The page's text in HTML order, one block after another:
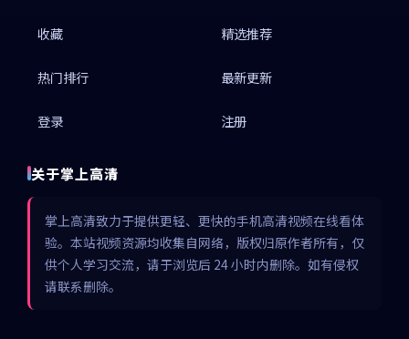
收藏 精选推荐
热门排行 最新更新
登录 注册
关于掌上高清
掌上高清致力于提供更轻、更快的手机高清视频在线看体
验。本站视频资源均收集自网络，版权归原作者所有，仅
供个人学习交流，请于浏览后 24 小时内删除。如有侵权
请联系删除。